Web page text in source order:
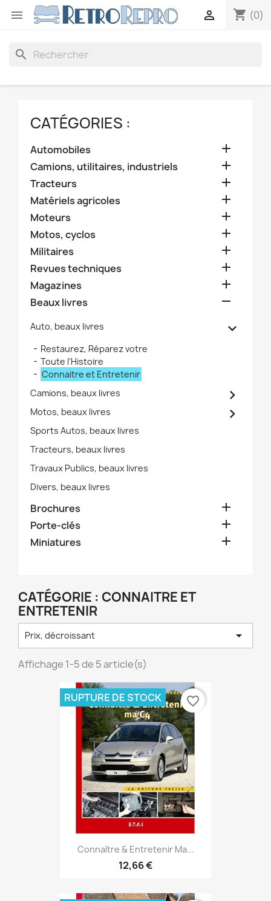
 shopping_cart (0)

search
CATÉGORIES :
Automobiles 
Camions, utilitaires, industriels 
Tracteurs 
Matériels agricoles 
Moteurs 
Motos, cyclos 
Militaires 
Revues techniques 
Magazines 
Beaux livres 
Auto, beaux livres 
Restaurez, Réparez votre
Toute l'Histoire
Connaitre et Entretenir
Camions, beaux livres

Motos, beaux livres 
Sports Autos, beaux livres
Tracteurs, beaux livres
Travaux Publics, beaux livres
Divers, beaux livres
Brochures 
Porte-clés 
Miniatures 
CATÉGORIE : CONNAITRE ET
ENTRETENIR
Prix, décroissant 
Affichage 1-5 de 5 article(s)
Connaître & Entretenir Ma...
12,66 €
RUPTURE DE STOCK favorite_border